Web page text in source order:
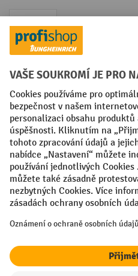
Faktura
Sociální sítě
Facebook
YouTubeLinkedIn
VODP Otisk
Prohlášení o ochraně
Nastavení ochrany osobních
All prices excl. VAT plusshipping
¹ Sleva platí do vyprodání zásob.